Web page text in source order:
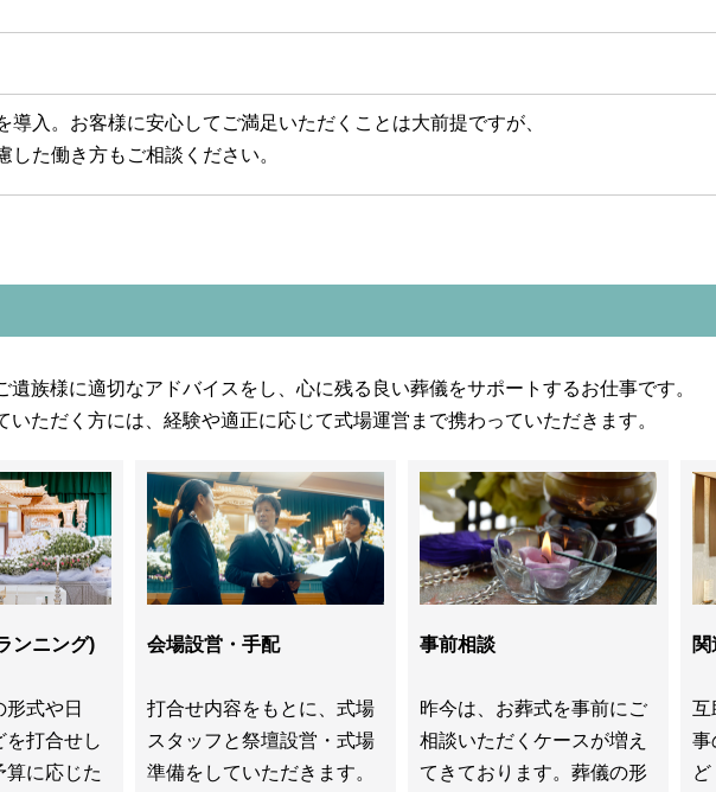
入。お客様に安心してご満足いただくことは大前提ですが、
た働き方もご相談ください。
族様に適切なアドバイスをし、心に残る良い葬儀をサポートするお仕事です。
ただく方には、経験や適正に応じて式場運営まで携わっていただきます。
ンニング)
式や日
を打合せし
算に応じた
会場設営・手配
打合せ内容をもとに、式場
スタッフと祭壇設営・式場
準備をしていただきます。
事前相談
昨今は、お葬式を事前にご
相談いただくケースが増え
てきております。葬儀の形
互
事
ど